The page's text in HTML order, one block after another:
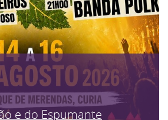
e do Espumante